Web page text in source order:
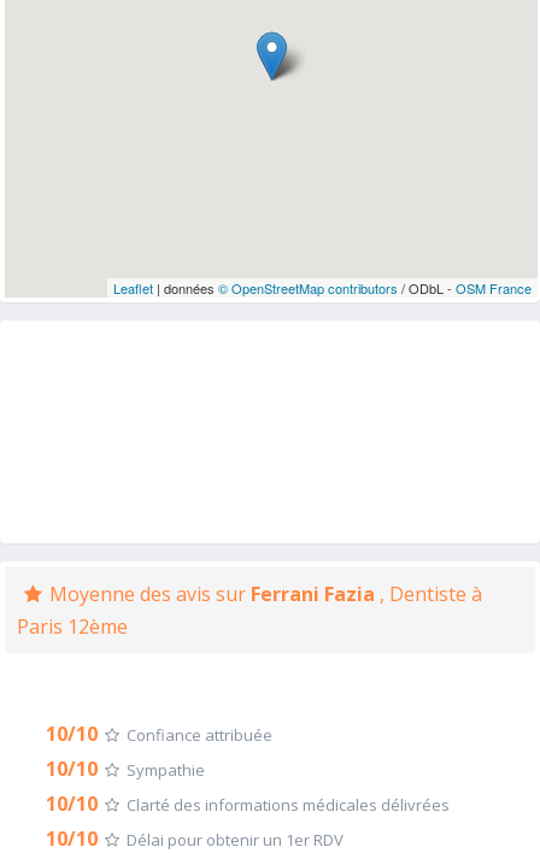
Leaflet| données © OpenStreetMap contributors / ODbL - OSM France
Moyenne des avis sur Ferrani Fazia , Dentiste à
Paris 12ème
10/10 Confiance attribuée
10/10 Sympathie
10/10 Clarté des informations médicales délivrées
10/10 Délai pour obtenir un 1er RDV